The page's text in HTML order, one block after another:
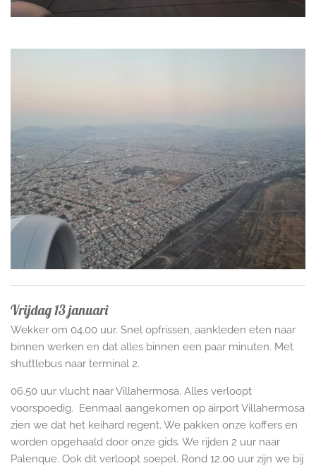
Vrijdag 13 januari
Wekker om 04.00 uur. Snel opfrissen, aankleden eten naar
binnen werken en dat alles binnen een paar minuten. Met
shuttlebus naar terminal 2.
06.50 uur vlucht naar Villahermosa. Alles verloopt
voorspoedig. Eenmaal aangekomen op airport Villahermosa
zien we dat het keihard regent. We pakken onze koffers en
worden opgehaald door onze gids. We rijden 2 uur naar
Palenque. Ook dit verloopt soepel. Rond 12.00 uur zijn we bij